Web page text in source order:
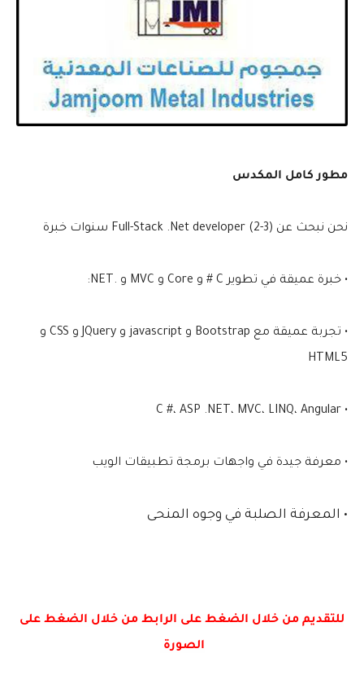
مطور كامل المكدس
نحن نبحث عن Full-Stack .Net developer (2-3) سنوات خبرة
• خبرة عميقة في تطوير C # و Core و MVC و .NET:
• تجربة عميقة مع Bootstrap و javascript و JQuery و CSS و
HTML5
• C #، ASP .NET، MVC، LINQ، Angular
• معرفة جيدة في واجهات برمجة تطبيقات الويب
• المعرفة الصلبة في وجوه المنحى
للتقديم من خلال الضغط على الرابط من خلال الضغط على
الصورة